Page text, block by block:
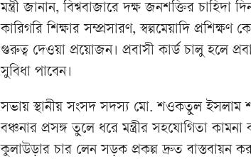
মন্ত্রী জানান, বিশ্ববাজারে দক্ষ জনশক্তির
কারিগরি শিক্ষার সম্প্রসারণ, স্বল্পমেয়াদি
গুরুত্ব দেওয়া প্রয়োজন। প্রবাসী কার্ড চালু হলে
সুবিধা পাবেন।
সভায় স্থানীয় সংসদ সদস্য মো. শওকতুল ইসলাম
বঞ্চনার প্রসঙ্গ তুলে ধরে মন্ত্রীর সহযোগিতা কামনা
কুলাউড়ার চার লেন সড়ক প্রকল্প দ্রুত বাস্তবায়ন